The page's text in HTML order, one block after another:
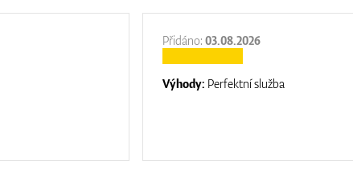
Přidáno:03.08.2026
Výhody: Perfektní služba